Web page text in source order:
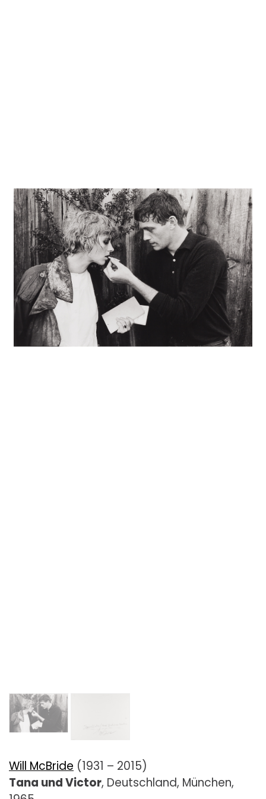
Will McBride (1931 – 2015)
Tana und Victor, Deutschland, München,